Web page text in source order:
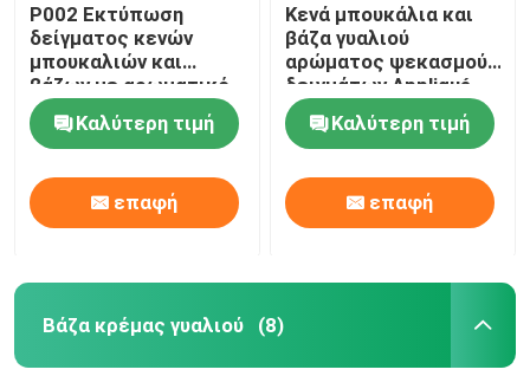
P002 Εκτύπωση
δείγματος κενών
μπουκαλιών και
βάζων με αρωματικό
αρωματικό σπρέι
Καλύτερη τιμή
επαφή
Κενά μπουκάλια και
βάζα γυαλιού
αρώματος ψεκασμού
δειγμάτων Appliqué
πυρόλιθου
Καλύτερη τιμή
επαφή
Βάζα κρέμας γυαλιού (8)